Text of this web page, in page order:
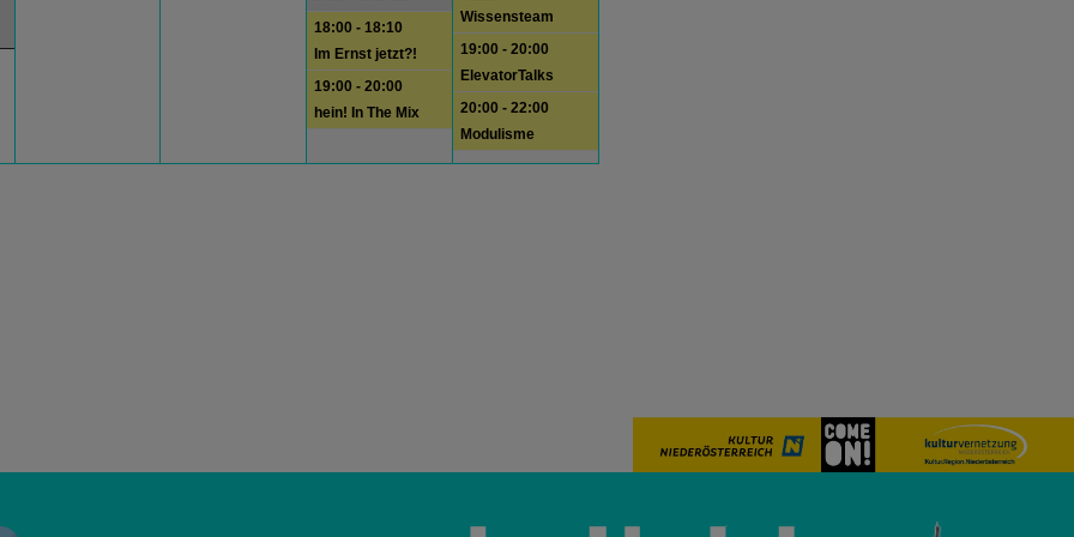
18:00 - 18:10
Im Ernst jetzt?!
19:00 - 20:00
hein! In The Mix
Wissensteam
19:00 - 20:00
ElevatorTalks
20:00 - 22:00
Modulisme